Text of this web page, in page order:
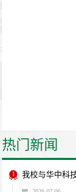
热门新闻
1 我校与华中科